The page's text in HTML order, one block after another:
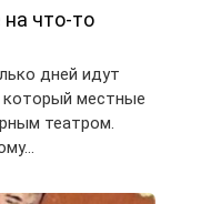
что-то
дней идут
который местные
театром.